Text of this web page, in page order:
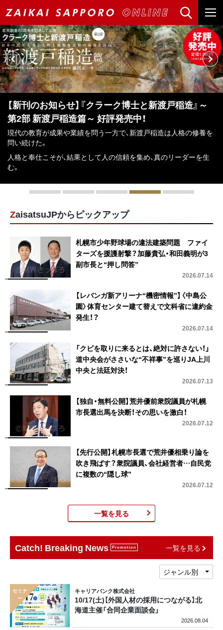
【新刊のお知らせ】『クラーク博士と新渡戸稲造』～
第2部 新渡戸稲造篇～ 好評発売中！
現代の教育が成果や業績を問う一方で、新渡戸稲造は人格の修養を
問い続けた。
人格と奉仕こそが、結果として人の信頼を集め、真のリーダーを生
む。
ZaisatsuJPからピックアップ
札幌市少年野球場の違法建築問題 ファイ
ターズを援護射撃？加藤貴弘・和田義明が3
副市長と“押し問答”
2026.07.14
【レバンガ新アリーナ“機密情報”】〈中島公
園〉体育センター建て替えで文科省に違約金
発生！？
2026.07.14
「クビを取りに来るとは、絶対に許さない！」
道中央会がささいな“不祥事”を巡りJA上川
中央と法廷対決！
2026.07.13
【独自・無料公開】荒井優前衆院議員が札幌
市長選出馬を決断！その思いを激白！
2026.07.12
【先行公開】札幌市長選で荒井優相乗り論を
吹き飛ばす？衆院議員、会社経営者…自民党
に複数の“隠し球”
2026.07.12
一覧を見る
Catch! Breaking News Promotion 一覧を見る
ジャンル別
キャリアバンク株式会社
10/17(土)【外国人材の採用につながる】北
海道主催「合同企業面談会」
2026.08.04